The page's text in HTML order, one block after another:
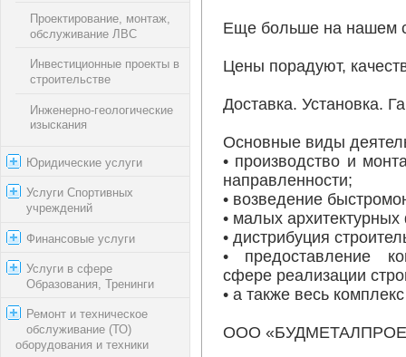
Проектирование, монтаж,
обслуживание ЛВС
Инвестиционные проекты в
строительстве
Инженерно-геологические
изыскания
Юридические услуги
Услуги Спортивных
учреждений
Финансовые услуги
Услуги в сфере
Образования, Тренинги
Ремонт и техническое
обслуживание (ТО)
оборудования и техники
Еще больше на нашем
Цены порадуют,
Доставка. Установка.
Основные виды
• производство и
направленности;
• возведение
• малых
• дистрибуция
• предоставление
сфере реализации
• а также весь
ООО